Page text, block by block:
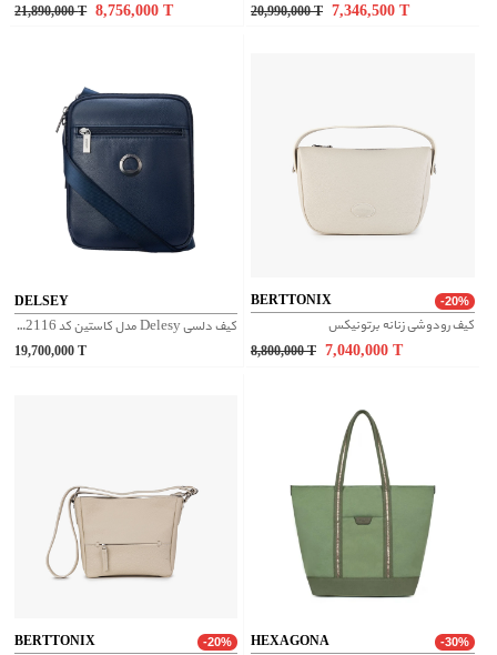
21,890,000 T 8,756,000 20,990,000 T 7,346,500
DELSEY
کیف دلسی Delesy مدل کاستین کد 6002116
19,700,000
BERTTONIX -20%
کیف رودوشی زنانه برتونیکس
8,800,000 T 7,040,000
BERTTONIX -20% HEXAGONA -30%